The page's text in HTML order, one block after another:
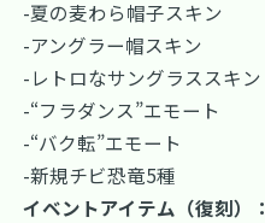
-夏の麦わら帽子スキン
-アングラー帽スキン
-レトロなサングラススキン
-“フラダンス”エモート
-“バク転”エモート
-新規チビ恐竜5種
イベントアイテム（復刻）：